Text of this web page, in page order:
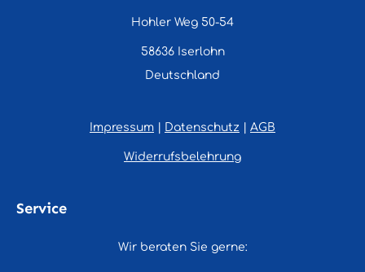
Hohler Weg 50-54
58636 Iserlohn
Deutschland
Impressum Datenschutz AGB
Widerrufsbelehrung
Service
Wir beraten Sie gerne: